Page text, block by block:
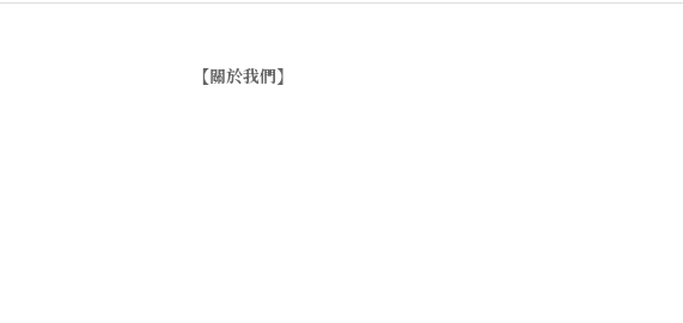
【關於我們】